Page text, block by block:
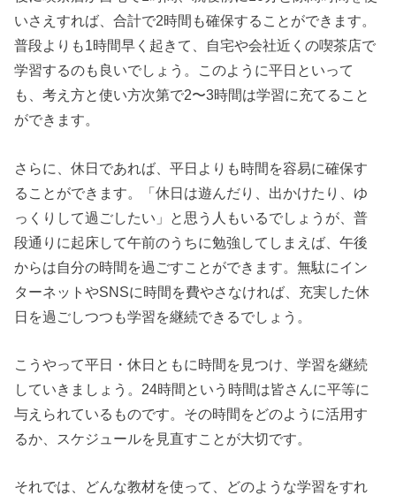
いさえすれば、合計で2時間も確保することができます。
普段よりも1時間早く起きて、自宅や会社近くの喫茶店で
学習するのも良いでしょう。このように平日といって
も、考え方と使い方次第で2〜3時間は学習に充てること
ができます。
さらに、休日であれば、平日よりも時間を容易に確保す
ることができます。「休日は遊んだり、出かけたり、ゆ
っくりして過ごしたい」と思う人もいるでしょうが、普
段通りに起床して午前のうちに勉強してしまえば、午後
からは自分の時間を過ごすことができます。無駄にイン
ターネットやSNSに時間を費やさなければ、充実した休
日を過ごしつつも学習を継続できるでしょう。
こうやって平日・休日ともに時間を見つけ、学習を継続
していきましょう。24時間という時間は皆さんに平等に
与えられているものです。その時間をどのように活用す
るか、スケジュールを見直すことが大切です。
それでは、どんな教材を使って、どのような学習をすれ